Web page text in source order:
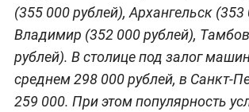
(355 000 рублей), Архангельск (353
Владимир (352 000 рублей),
рублей). В столице под залог
среднем 298 000 рублей, в Санкт-
259 000. При этом популярность